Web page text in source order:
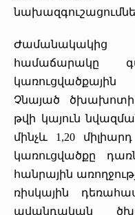
Ժամանակակից
համաճարակը
Չնայած ծխախոտի
թվի կայուն
մինչև 1,20
կառուցվածքը
հանրային
ռիսկային
ավանդական